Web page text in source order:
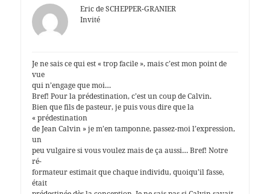
Eric de SCHEPPER-GRANIER
Invité
Je ne sais ce qui est « trop facile », mais c’est mon point de
vue
qui n’engage que moi…
Bref! Pour la prédestination, c’est un coup de Calvin.
Bien que fils de pasteur, je puis vous dire que la
« prédestination
de Jean Calvin » je m’en tamponne, passez-moi l’expression,
un
peu vulgaire si vous voulez mais de ça aussi… Bref! Notre
ré-
formateur estimait que chaque individu, quoiqu’il fasse,
était